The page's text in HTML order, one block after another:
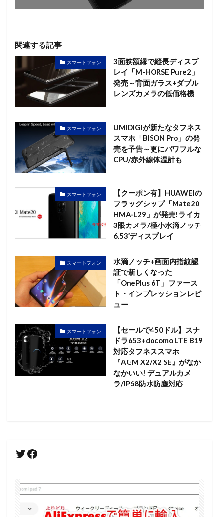
関連する記事
スマートフォン
3面狭額縁で縦長ディスプ
レイ「M-HORSE Pure2」
発売～背面ガラス+ダブル
レンズカメラの低価格機
スマートフォン
UMIDIGIが新たなタフネス
スマホ「BISON Pro」の発
売を予告～更にパワフルな
CPU/赤外線体温計も
スマートフォン
【クーポン有】HUAWEIの
フラッグシップ「Mate20
HMA-L29」が発売!ライカ
3眼カメラ/極小水滴ノッチ
6.53’ディスプレイ
スマートフォン
水滴ノッチ+画面内指紋認
証で新しくなった
「OnePlus 6T」ファース
ト・インプレッションレビ
ュー
スマートフォン
【セールで450ドル】スナ
ドラ653+docomo LTE B19
対応タフネススマホ
『AGM X2/X2 SE』がなか
なかいい! デュアルカメ
ラ/IP68防水防塵対応